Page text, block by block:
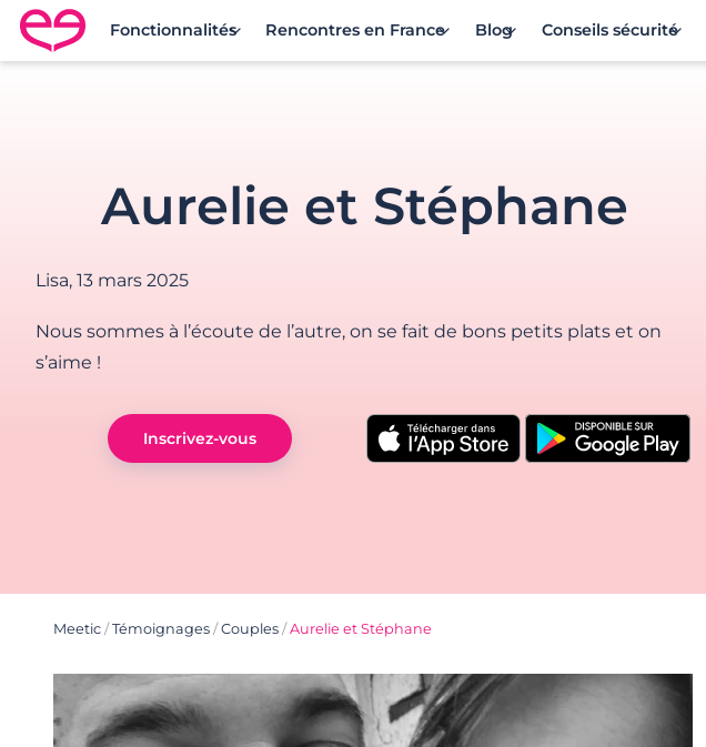
Rencontre en France avec Meetic
Fonctionnalités Rencontres en France Blog Conseils sécurité
Aurelie et Stéphane
Lisa, 13 mars 2025
Nous sommes à l’écoute de l’autre, on se fait de bons petits plats et on
s’aime !
Inscrivez-vous
Meetic /Témoignages /Couples /Aurelie et Stéphane